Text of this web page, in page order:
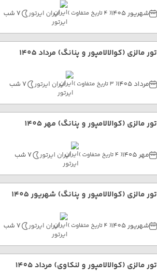
شهریور 1405 ( 4 تاریخ متفاوت ) ایران ایرتور 7 شب
تور مالزی (کوالالامپور و پنانگ) مرداد 1405
مرداد 1405 ( 3 تاریخ متفاوت ) ایران ایرتور 7 شب
تور مالزی (کوالالامپور و پنانگ) مهر 1405
مهر 1405 ( 4 تاریخ متفاوت ) ایران ایرتور 7 شب
تور مالزی (کوالالامپور و پنانگ) شهریور 1405
شهریور 1405 ( 4 تاریخ متفاوت ) ایران ایرتور 7 شب
تور مالزی (کوالالامپور و لنکاوی) مرداد 1405